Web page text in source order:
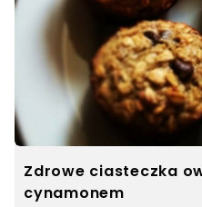
Zdrowe ciasteczka
cynamonem